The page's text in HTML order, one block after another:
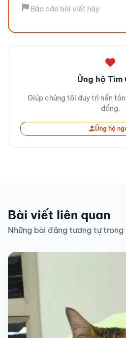
Báo cáo bài viết này
Ủng hộ Tìm
Giúp chúng tôi duy trì nền
đồng.
Ủng hộ
Bài viết liên quan
Những bài đăng tương tự trong